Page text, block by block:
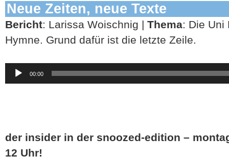
Neue Zeiten, neue Texte
Bericht: Larissa Woischnig | Thema: Die Uni
Hymne. Grund dafür ist die letzte Zeile.
Audio-
Player
00:00
der insider in der snoozed-edition –
12 Uhr!